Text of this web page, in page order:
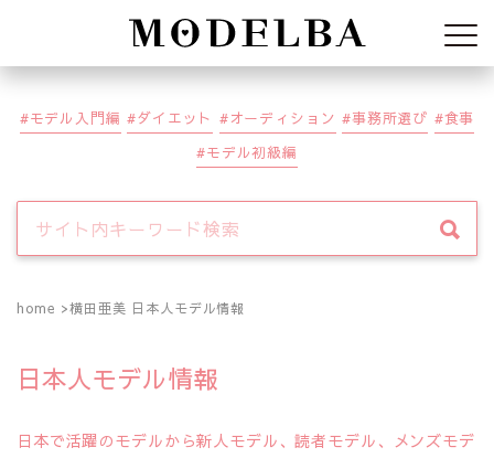
Modelba
モデル入門編 ダイエット オーディション 事務所選び
食事
モデル初級編
home 横田亜美 日本人モデル情報
日本人モデル情報
日本で活躍のモデルから新人モデル、読者モデル、メンズモデ